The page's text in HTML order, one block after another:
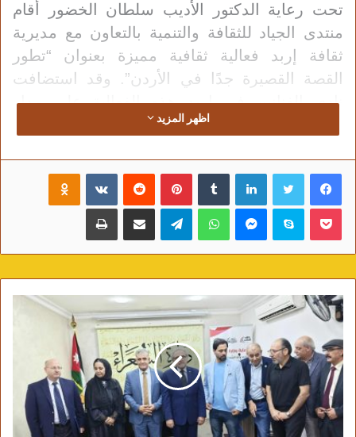
تحت رعاية الدكتور الأديب سلطان الخضور أقام
منتدى الجياد للثقافة والتنمية بالتعاون مع مديرية
ثقافة إربد فعالية ثقافية مميزة بعنوان “تطور
القصة القصيرة جدًا في الأردن”. وقد استضافت
نادي الفنانين في إربد هذه الفعالية على مدار
*اليوم الأول: ورقة نقاشية و قراءات قصصية*
اظهر المزيد
فيسبوك لينكدإن بينتيريست
بوكيت سكايب واتساب تيلقرام